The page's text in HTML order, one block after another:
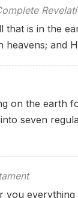
that is in the
heavens; and
on the earth
seven
you